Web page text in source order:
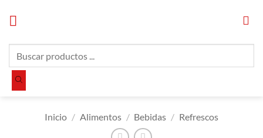
productos
Inicio / Alimentos / Bebidas / Refrescos